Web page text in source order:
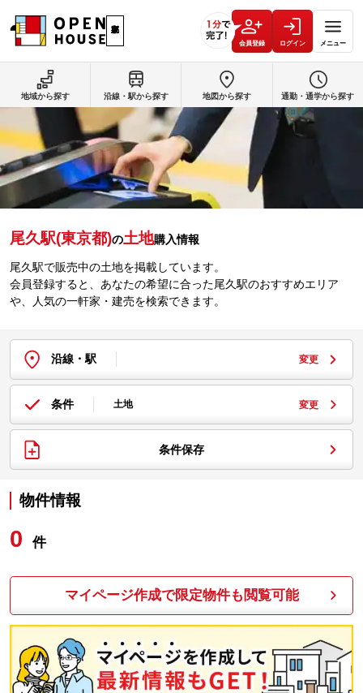
会員登録 ログイン メニュー
尾久駅(東京都)の土地購入情報
尾久駅で販売中の土地を掲載しています。
会員登録すると、あなたの希望に合った尾久駅のおすすめエリア
や、人気の一軒家・建売を検索できます。
沿線・駅 変更
条件 土地 変更
条件保存
物件情報
0 件
マイページ作成で限定物件も閲覧可能
地域から探す 沿線・駅から探す 地図から探す 通勤・通学から探す